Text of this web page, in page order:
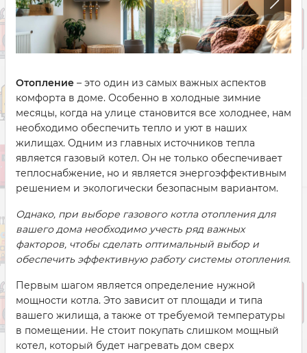
Отопление – это один из самых важных аспектов
комфорта в доме. Особенно в холодные зимние
месяцы, когда на улице становится все холоднее, нам
необходимо обеспечить тепло и уют в наших
жилищах. Одним из главных источников тепла
является газовый котел. Он не только обеспечивает
теплоснабжение, но и является энергоэффективным
решением и экологически безопасным вариантом.
Однако, при выборе газового котла отопления для
вашего дома необходимо учесть ряд важных
факторов, чтобы сделать оптимальный выбор и
обеспечить эффективную работу системы отопления.
Первым шагом является определение нужной
мощности котла. Это зависит от площади и типа
вашего жилища, а также от требуемой температуры
в помещении. Не стоит покупать слишком мощный
котел, который будет нагревать дом сверх